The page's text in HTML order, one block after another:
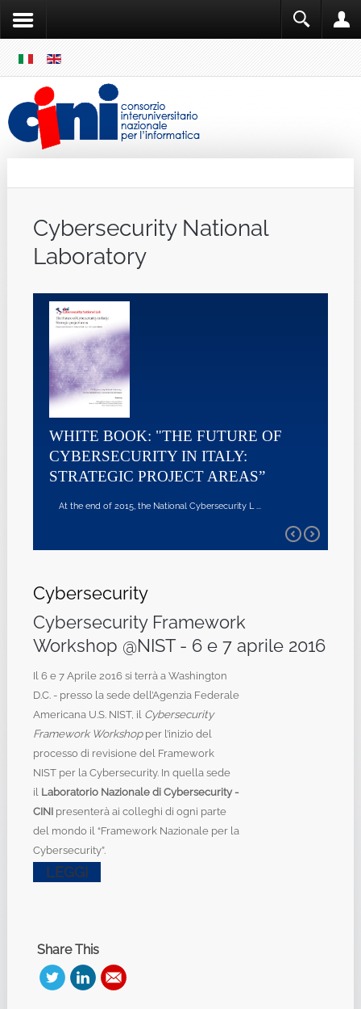
MENU
Cybersecurity National
Laboratory
WHITE BOOK: "THE FUTURE OF
CYBERSECURITY IN ITALY:
STRATEGIC PROJECT AREAS”
At the end of 2015, the National Cybersecurity L ...
Cybersecurity
Cybersecurity Framework
Workshop @NIST - 6 e 7 aprile 2016
Il 6 e 7 Aprile 2016 si terrà a Washington
D.C. - presso la sede dell’Agenzia Federale
Americana U.S. NIST, il Cybersecurity
Framework Workshopper l’inizio del
processo di revisione del Framework
NIST per la Cybersecurity. In quella sede
il Laboratorio Nazionale di Cybersecurity -
CINIpresenterà ai colleghi di ogni parte
del mondo il “Framework Nazionale per la
Cybersecurity”.
LEGGI
Share This